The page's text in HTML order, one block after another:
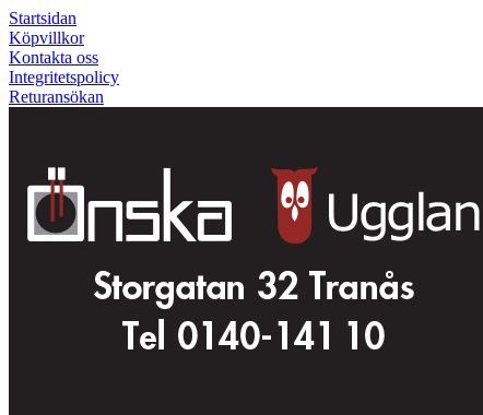
Startsidan
Köpvillkor
Kontakta oss
Integritetspolicy
Returansökan